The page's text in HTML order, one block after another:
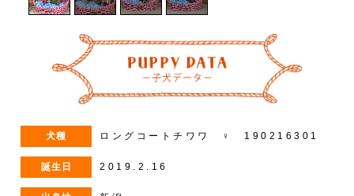
犬種 ロングコートチワワ ♀ 190216301
誕生日 2019.2.16